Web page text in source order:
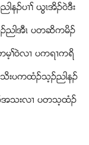
ပ႕ႈ ဎြၚအိဥ၀ဲဒီး
ဥညါအီၚ ပတဆိကမိဥ
မ့ႈ၀ဲလ႕ ပကရ႕ကရိ
သိးပကထံဥသ့ဥညါနဥ
ဥအသးလ႕ ပတသ့ထံဥ